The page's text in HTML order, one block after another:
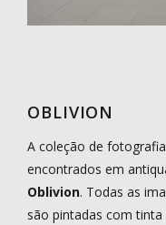
OBLIVION
A coleção de
encontrados em
Oblivion. Todas as
são pintadas com